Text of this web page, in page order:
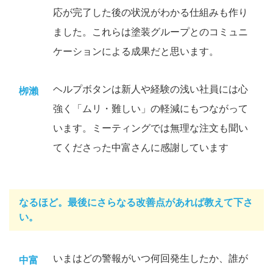
応が完了した後の状況がわかる仕組みも作り
ました。これらは塗装グループとのコミュニ
ケーションによる成果だと思います。
栁瀨
ヘルプボタンは新人や経験の浅い社員には心
強く「ムリ・難しい」の軽減にもつながって
います。ミーティングでは無理な注文も聞い
てくださった中富さんに感謝しています
なるほど。最後にさらなる改善点があれば教えて下さ
い。
中富
いまはどの警報がいつ何回発生したか、誰が